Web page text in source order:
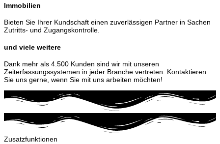
Immobilien
Bieten Sie Ihrer Kundschaft einen zuverlässigen Partner in Sachen
Zutritts- und Zugangskontrolle.
und viele weitere
Dank mehr als 4.500 Kunden sind wir mit unseren
Zeiterfassungssystemen in jeder Branche vertreten. Kontaktieren
Sie uns gerne, wenn Sie mit uns arbeiten möchten!
Zusatzfunktionen